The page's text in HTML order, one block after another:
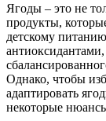
Ягоды – это не
продукты,
детскому
Однако, чтобы
адаптировать
некоторые